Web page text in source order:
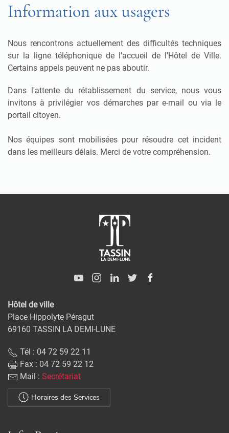
Information aux usagers
Nous rencontrons actuellement des difficultés techniques
sur la ligne téléphonique de l'accueil de l'Hôtel de Ville.
Certains appels peuvent ne pas aboutir.
Dans l'attente du rétablissement du service, nous vous
invitons à privilégier vos démarches par e-mail ou via le
portail citoyen.
Nos équipes sont mobilisées pour résoudre cet incident
dans les meilleurs délais. Merci de votre compréhension.
Hôtel de ville
Place Hippolyte Péragut
69160 TASSIN LA DEMI-LUNE
Tél : 04 72 59 22 11
Fax : 04 72 59 22 12
Mail : Secrétariat
Horaires des Services